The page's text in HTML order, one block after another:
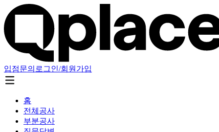
입점문의 로그인/회원가입
홈
전체공사
부분공사